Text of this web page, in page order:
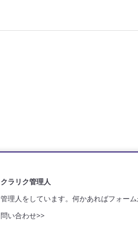
クラリク管理人
管理人をしています。何かあればフォーム
問い合わせ>>